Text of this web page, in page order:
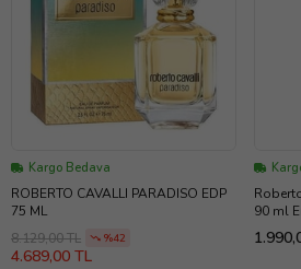
Kargo Bedava
ROBERTO CAVALLI PARADISO EDP
75 ML
8.129,00 TL
%42
4.689,00 TL
90 ml